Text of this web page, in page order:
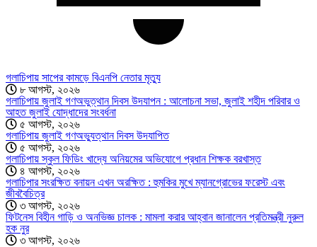
গলাচিপায় সাপের কামড়ে বিএনপি নেতার মৃত্যু
৮ আগস্ট, ২০২৬
গলাচিপায় জুলাই গণঅভুত্থান দিবস উদযাপন : আলোচনা সভা, জুলাই শহীদ পরিবার ও
আহত জুলাই যোদ্ধাদের সংবর্ধনা
৫ আগস্ট, ২০২৬
গলাচিপায় জুলাই গণঅভ্যুত্থান দিবস উদযাপিত
৫ আগস্ট, ২০২৬
গলাচিপায় স্কুল ফিডিং খাদ্যে অনিয়মের অভিযোগে প্রধান শিক্ষক বরখাস্ত
৪ আগস্ট, ২০২৬
গলাচিপার সংরক্ষিত বনায়ন এখন অরক্ষিত : হুমকির মুখে ম্যানগ্রোভের ফরেস্ট এবং
জীববৈচিত্র
৩ আগস্ট, ২০২৬
ফিটনেস বিহীন গাড়ি ও অনভিজ্ঞ চালক : মামলা করার আহ্বান জানালেন প্রতিমন্ত্রী নুরুল
হক নুর
৩ আগস্ট, ২০২৬